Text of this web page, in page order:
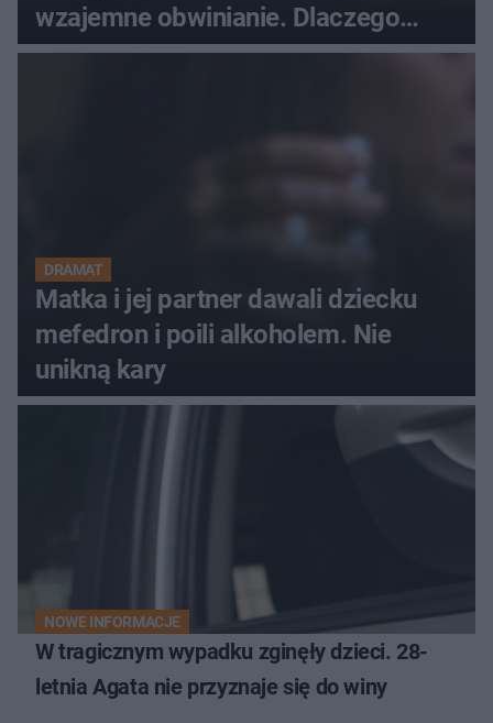
wzajemne obwinianie. Dlaczego
Peak Festiwal nie odbędzie się?
DRAMAT
Matka i jej partner dawali dziecku
mefedron i poili alkoholem. Nie
unikną kary
NOWE INFORMACJE
W tragicznym wypadku zginęły dzieci. 28-
letnia Agata nie przyznaje się do winy